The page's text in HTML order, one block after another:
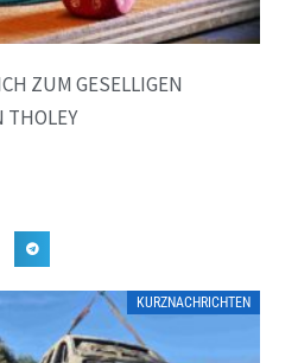
ZUM GESELLIGEN
THOLEY
KURZNACHRICHTEN